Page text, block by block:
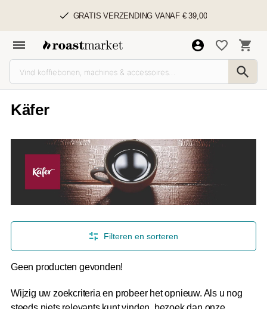
GRATIS VERZENDING VANAF € 39,00
Käfer
Filteren en sorteren
Geen producten gevonden!
Wijzig uw zoekcriteria en probeer het opnieuw. Als u nog